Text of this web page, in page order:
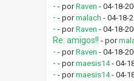
- - porRaven - 04-18-
- - pormalach - 04-18-
- - porRaven - 04-18-
Re: amigos!! - por
- - porRaven - 04-18-
- - pormaesis14- 04-
- - pormaesis14- 04-